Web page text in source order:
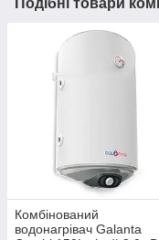
Подібні товари
Комбінований
водонагрівач Galanta